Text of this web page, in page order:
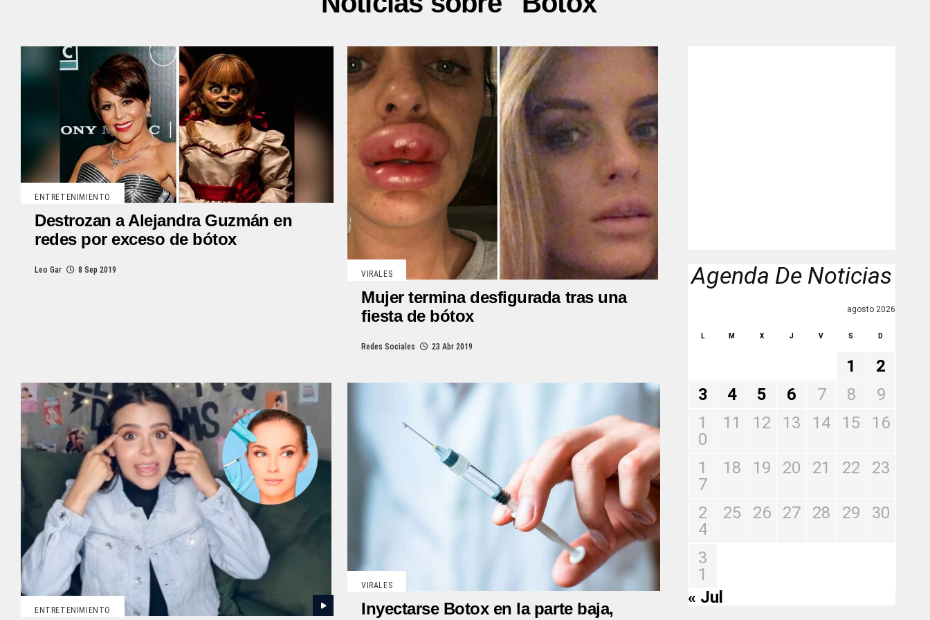
ENTRETENIMIENTO
Destrozan a Alejandra Guzmán en
redes por exceso de bótox
Leo Gar 8 Sep 2019 VIRALES
Mujer termina desfigurada tras una
fiesta de bótox
Redes Sociales 23 Abr 2019
ENTRETENIMIENTO
VIRALES
Inyectarse Botox en la parte baja,
Agenda De Noticias
agosto 2026
L M X J V S D
1
2
3
4 5 6 7 8
9
1
0
11 12 13 14 15 16
1
7
18 19 20 21 22 23
2
4
25 26 27 28 29 30
3
1
« Jul